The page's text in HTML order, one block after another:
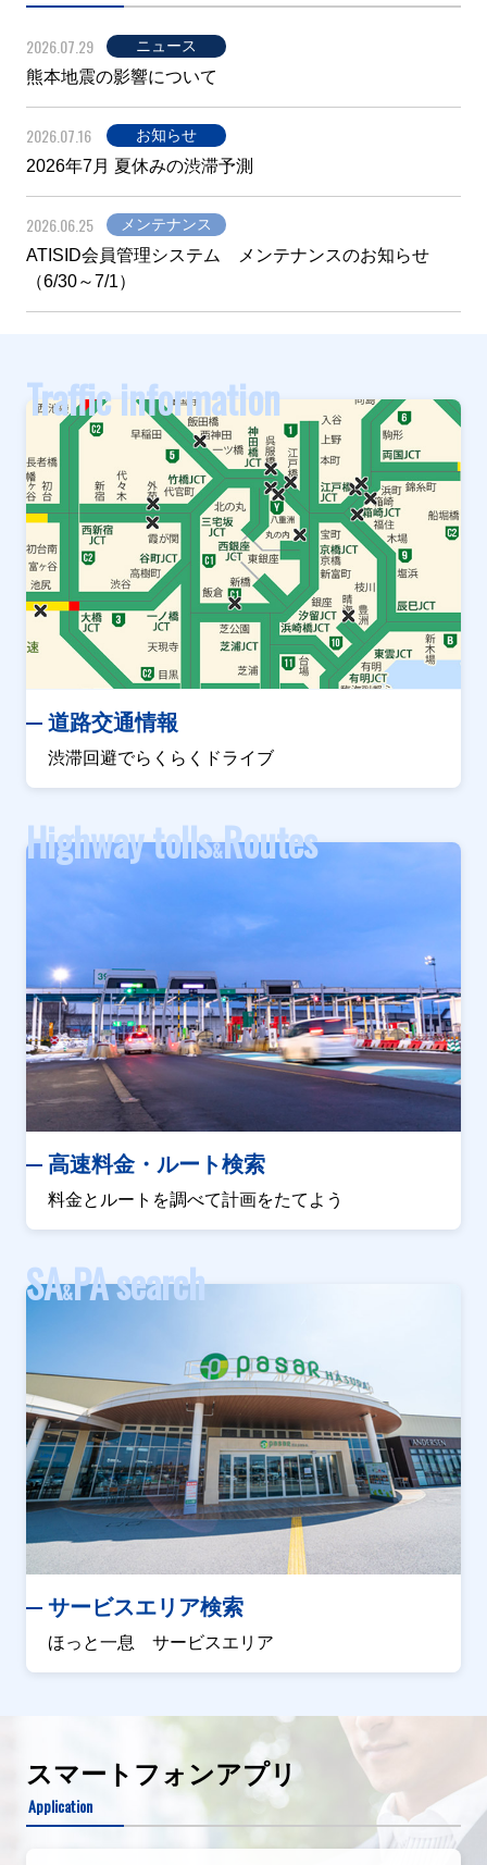
2026.07.29 ニュース
熊本地震の影響について
2026.07.16 お知らせ
2026年7月 夏休みの渋滞予測
2026.06.25 メンテナンス
ATISID会員管理システム メンテナンスのお知らせ
（6/30～7/1）
Traffic information
道路交通情報
渋滞回避でらくらくドライブ
Highway tolls&Routes
高速料金・ルート検索
料金とルートを調べて計画をたてよう
SA&PA search
サービスエリア検索
ほっと一息 サービスエリア
スマートフォンアプリ
Application